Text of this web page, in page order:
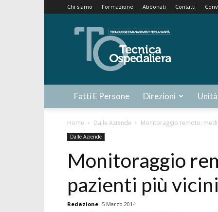
Chi siamo Formazione Abbonati Contatti
Tecnica
Ospedaliera
Fatti E Persone Direzioni
Home Dalle Aziende Monitoraggio remoto:
Dalle Aziende
Monitoraggio
pazienti più vicini
Redazione 5 Marzo 2014